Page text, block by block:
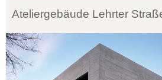
Ateliergebäude Lehrter